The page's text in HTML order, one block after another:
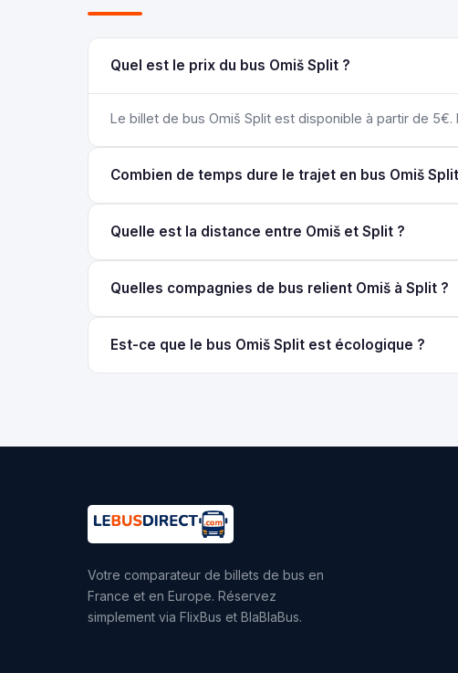
Quel est le prix du bus Omiš Split ?
Le billet de bus Omiš Split est disponible à partir de
Combien de temps dure le trajet en bus Omiš
Quelle est la distance entre Omiš et Split ?
Quelles compagnies de bus relient Omiš à Split ?
Est-ce que le bus Omiš Split est écologique ?
Votre comparateur de billets de bus en
France et en Europe. Réservez
simplement via FlixBus et BlaBlaBus.